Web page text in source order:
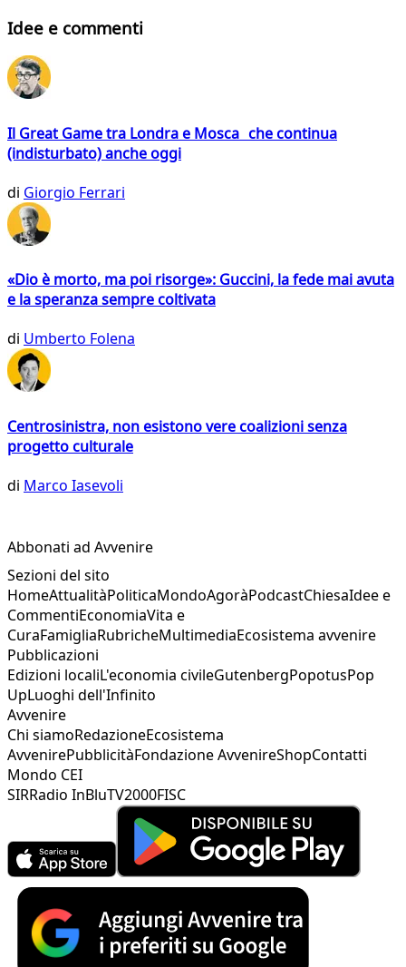
Idee e commenti
Il Great Game tra Londra e Mosca che continua
(indisturbato) anche oggi
di Giorgio Ferrari
«Dio è morto, ma poi risorge»: Guccini, la fede mai avuta
e la speranza sempre coltivata
di Umberto Folena
Centrosinistra, non esistono vere coalizioni senza
progetto culturale
di Marco Iasevoli
Abbonati ad Avvenire
Sezioni del sito
HomeAttualitàPoliticaMondoAgoràPodcastChiesaIdee e
CommentiEconomiaVita e
CuraFamigliaRubricheMultimediaEcosistema avvenire
Pubblicazioni
Edizioni localiL'economia civileGutenbergPopotusPop
UpLuoghi dell'Infinito
Avvenire
Chi siamoRedazioneEcosistema
AvvenirePubblicitàFondazione AvvenireShopContatti
Mondo CEI
SIRRadio InBluTV2000FISC